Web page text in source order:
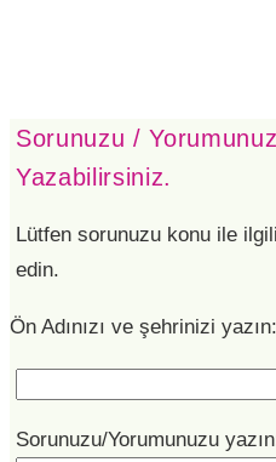
Sorunuzu /
Yazabilirsiniz.
Lütfen sorunuzu konu ile
edin.
Ön Adınızı ve şehrinizi yazın:
Sorunuzu/Yorumunuzu